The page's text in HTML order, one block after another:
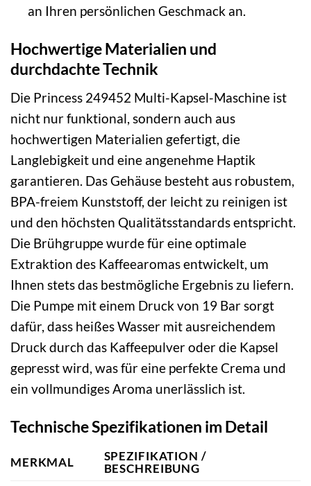
an Ihren persönlichen Geschmack an.
Hochwertige Materialien und
durchdachte Technik
Die Princess 249452 Multi-Kapsel-Maschine ist
nicht nur funktional, sondern auch aus
hochwertigen Materialien gefertigt, die
Langlebigkeit und eine angenehme Haptik
garantieren. Das Gehäuse besteht aus robustem,
BPA-freiem Kunststoff, der leicht zu reinigen ist
und den höchsten Qualitätsstandards entspricht.
Die Brühgruppe wurde für eine optimale
Extraktion des Kaffeearomas entwickelt, um
Ihnen stets das bestmögliche Ergebnis zu liefern.
Die Pumpe mit einem Druck von 19 Bar sorgt
dafür, dass heißes Wasser mit ausreichendem
Druck durch das Kaffeepulver oder die Kapsel
gepresst wird, was für eine perfekte Crema und
ein vollmundiges Aroma unerlässlich ist.
Technische Spezifikationen im Detail
MERKMAL
SPEZIFIKATION /
BESCHREIBUNG